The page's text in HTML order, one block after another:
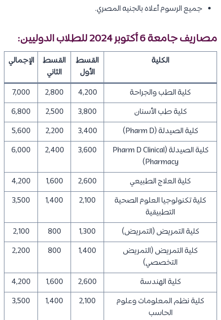
جميع الرسوم أعلاه بالجنيه المصري.
مصاريف جامعة 6 أكتوبر 2024 للطلاب الدوليين:
الكلية
القسط
الأول
القسط
الثاني
الإجمالي
كلية الطب والجراحة 4,200
2,800
7,000
كلية طب الأسنان
3,800
2,500
6,800
كلية الصيدلة (Pharm D)
3,400
2,200
5,600
كلية الصيدلة (Pharm D Clinical
Pharmacy)
3,600
2,400
6,000
كلية العلاج الطبيعي 2,600
1,600
4,200
كلية تكنولوجيا العلوم الصحية
التطبيقية
2,100
1,400
3,500
كلية التمريض (التمريض) 1,300
800
2,100
كلية التمريض (التمريض
التخصصي)
1,400
800
2,200
كلية الهندسة 2,600
1,600
4,200
كلية نظم المعلومات وعلوم
الحاسب
2,100
1,400
3,500